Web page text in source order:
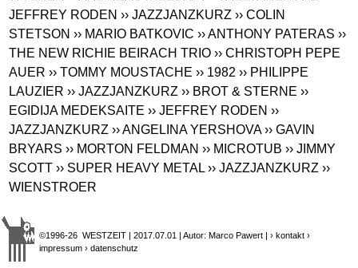
JEFFREY RODEN ›› JAZZJANZKURZ ›› COLIN
STETSON ›› MARIO BATKOVIC ›› ANTHONY PATERAS ››
THE NEW RICHIE BEIRACH TRIO ›› CHRISTOPH PEPE
AUER ›› TOMMY MOUSTACHE ›› 1982 ›› PHILIPPE
LAUZIER ›› JAZZJANZKURZ ›› BROT & STERNE ››
EGIDIJA MEDEKSAITE ›› JEFFREY RODEN ››
JAZZJANZKURZ ›› ANGELINA YERSHOVA ›› GAVIN
BRYARS ›› MORTON FELDMAN ›› MICROTUB ›› JIMMY
SCOTT ›› SUPER HEAVY METAL ›› JAZZJANZKURZ ››
WIENSTROER
©1996-26 WESTZEIT | 2017.07.01 | Autor: Marco Pawert |› kontakt ›
impressum › datenschutz